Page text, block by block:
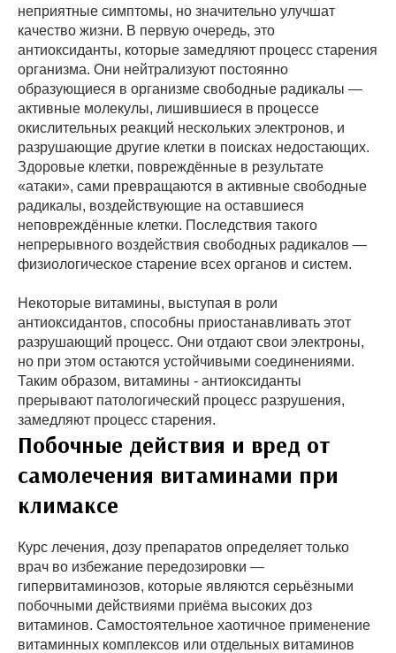
неприятные симптомы, но значительно улучшат
качество жизни. В первую очередь, это
антиоксиданты, которые замедляют процесс старения
организма. Они нейтрализуют постоянно
образующиеся в организме свободные радикалы —
активные молекулы, лишившиеся в процессе
окислительных реакций нескольких электронов, и
разрушающие другие клетки в поисках недостающих.
Здоровые клетки, повреждённые в результате
«атаки», сами превращаются в активные свободные
радикалы, воздействующие на оставшиеся
неповреждённые клетки. Последствия такого
непрерывного воздействия свободных радикалов —
физиологическое старение всех органов и систем.
Некоторые витамины, выступая в роли
антиоксидантов, способны приостанавливать этот
разрушающий процесс. Они отдают свои электроны,
но при этом остаются устойчивыми соединениями.
Таким образом, витамины - антиоксиданты
прерывают патологический процесс разрушения,
замедляют процесс старения.
Побочные действия и вред от
самолечения витаминами при
климаксе
Курс лечения, дозу препаратов определяет только
врач во избежание передозировки —
гипервитаминозов, которые являются серьёзными
побочными действиями приёма высоких доз
витаминов. Самостоятельное хаотичное применение
витаминных комплексов или отдельных витаминов